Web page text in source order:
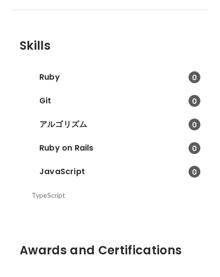
Skills
Ruby 0
Git 0
アルゴリズム 0
Ruby on Rails 0
JavaScript 0
TypeScript
Awards and Certifications